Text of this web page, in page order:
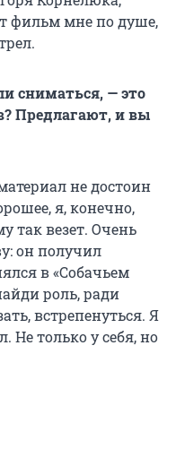
фильм мне по душе,
сниматься, — это
Предлагают, и вы
не достоин
я, конечно,
так везет. Очень
он получил
в «Собачьем
роль, ради
встрепенуться. Я
Не только у себя, но